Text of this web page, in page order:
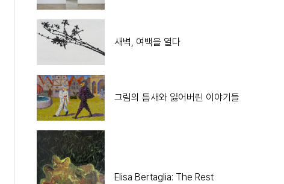
새벽, 여백을 열다
그림의 틈새와 잃어버린 이야기들
Elisa Bertaglia: The Rest